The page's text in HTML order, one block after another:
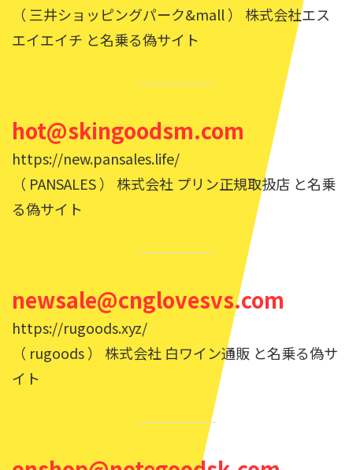
（ 三井ショッピングパーク&mall ） 株式会社エス
エイエイチ と名乗る偽サイト
hot@skingoodsm.com
https://new.pansales.life/
（ PANSALES ） 株式会社 プリン正規取扱店 と名乗
る偽サイト
newsale@cnglovesvs.com
https://rugoods.xyz/
（ rugoods ） 株式会社 白ワイン通販 と名乗る偽サ
イト